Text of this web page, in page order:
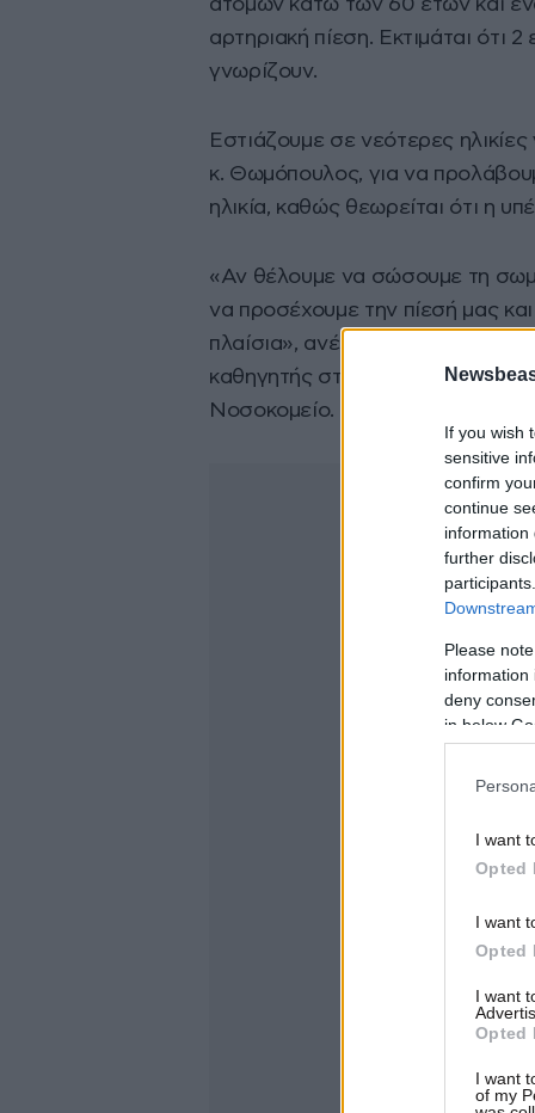
If you wish
sensitive
confirm
continue
information
further
Please
information
deny
in below
I want
Opted
I want
Opted
I want
Opted
I want
of my
ατόμων κάτω των 60 ετών και
αρτηριακή πίεση. Εκτιμάται ότι
γνωρίζουν.
Εστιάζουμε σε νεότερες
κ. Θωμόπουλος, για να
ηλικία, καθώς θεωρείται ότι η
«Αν θέλουμε να σώσουμε τη
να προσέχουμε την πίεσή μας
πλαίσια», ανέφερε ο τέως
καθηγητής στην Α’
Νοσοκομείο.